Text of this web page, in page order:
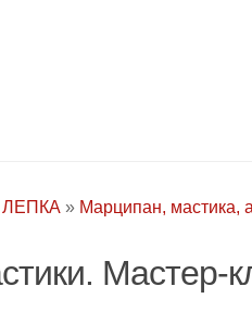
ЛЕПКА » Марципан, мастика,
Мастер-